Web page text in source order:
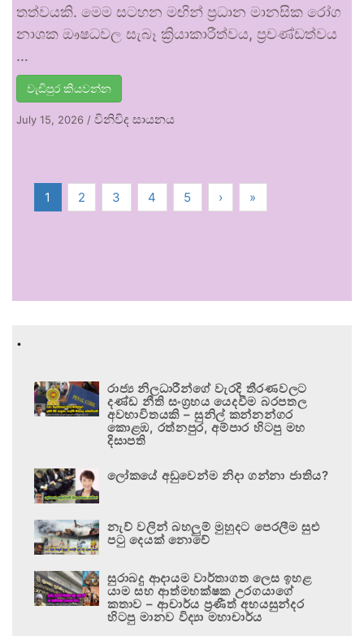
තත්වයකි. මෙම සටහන මඟින් ප්‍රධාන මානසික රෝග
නාශක ඖෂධවල සැබෑ ක්‍රියාකාරීත්වය, ප්‍රචණ්ඩත්වය
…
වැඩිපුර කියවන්න
July 15, 2026 / විනිවිද සායනය
1 2 3 4 5 › »
.
රාජ්‍ය නිලධාරීන්ගේ වැරදි තීරණවලට
දණ්ඩ නීති සංග්‍රහය යෙදවීම බරපතල
අවභාවිතයකි – සුනිල් කන්නන්ගර
කොළඹ, රත්නපුර, අම්පාර හිටපු මහ
දිසාපති
ලෝකයේ අඩුවෙන්ම නිදා ගන්නා ජාතිය?
නැව් වලින් බහලුම් මුහුදට පෙරලීම සුළු
පටු දෙයක් නොවේ
සුරාබදු ආදායම වාර්තාගත ලෙස ඉහළ
යාම සහ ආත්මභක්ෂක උරගයාගේ
කතාව – ආචාර්ය ප්‍රණීත් අභයසුන්දර
හිටපු මානව විද්‍යා මහාචාර්ය